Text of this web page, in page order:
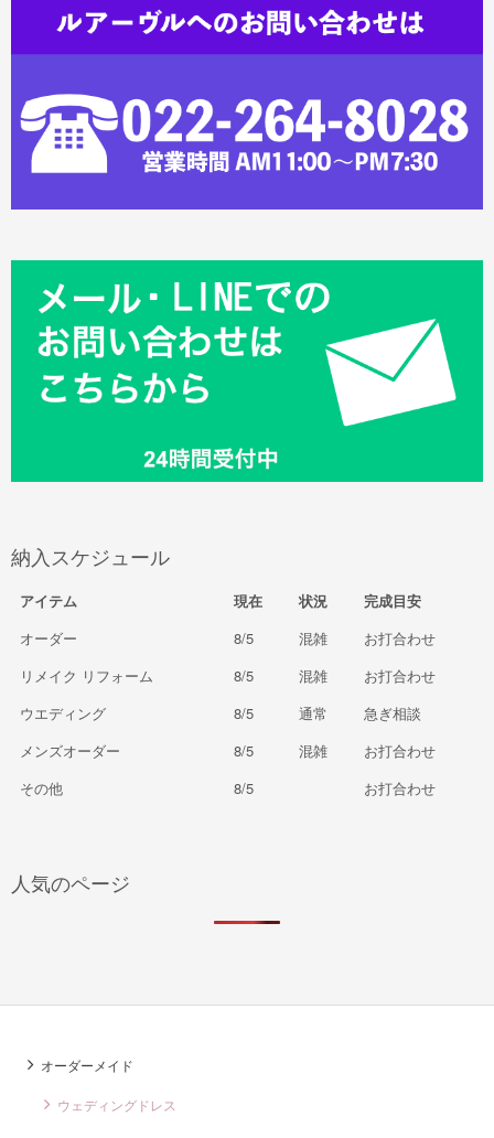
納入スケジュール
アイテム 現在 状況
完成目安
オーダー
8/5 混雑
お打合わせ
リメイク リフォーム
8/5 混雑
お打合わせ
ウエディング
8/5 通常
急ぎ相談
メンズオーダー
8/5 混雑
お打合わせ
その他
8/5 お打合わせ
人気のページ
オーダーメイド
ウェディングドレス